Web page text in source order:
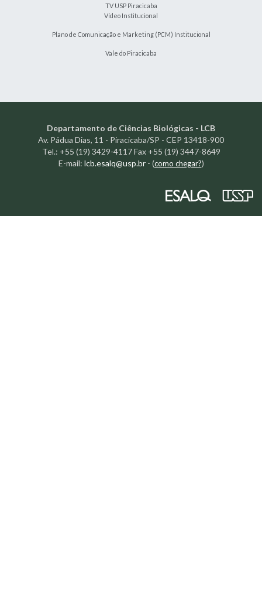
TV USP Piracicaba
Vídeo Institucional
Plano de Comunicação e Marketing (PCM) Institucional
Vale do Piracicaba
Departamento de Ciências Biológicas - LCB
Av. Pádua Dias, 11 - Piracicaba/SP - CEP 13418-900
Tel.: +55 (19) 3429-4117 Fax +55 (19) 3447-8649
E-mail: lcb.esalq@usp.br- (como chegar?)